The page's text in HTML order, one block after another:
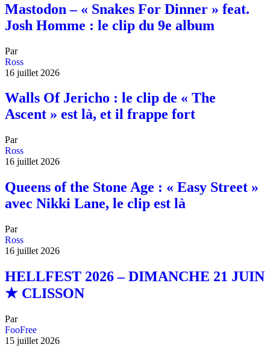
Mastodon – « Snakes For Dinner » feat.
Josh Homme : le clip du 9e album
Par
Ross
16 juillet 2026
Walls Of Jericho : le clip de « The
Ascent » est là, et il frappe fort
Par
Ross
16 juillet 2026
Queens of the Stone Age : « Easy Street »
avec Nikki Lane, le clip est là
Par
Ross
16 juillet 2026
HELLFEST 2026 – DIMANCHE 21 JUIN
★ CLISSON
Par
FooFree
15 juillet 2026